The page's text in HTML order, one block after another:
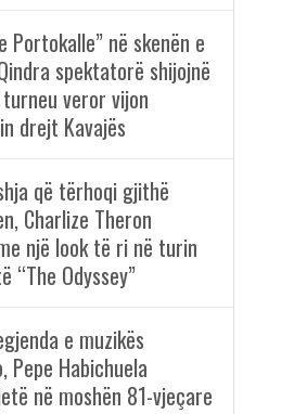
Portokalle” në skenën e
spektatorë shijojnë
veror vijon
drejt Kavajës
që tërhoqi gjithë
Charlize Theron
një look të ri në turin
“The Odyssey”
e muzikës
Pepe Habichuela
në moshën 81-vjeçare